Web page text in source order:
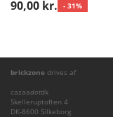
90,00 kr. - 31%
brickzone drives af
cazaadotdk
Skelleruptoften 4
DK-8600 Silkeborg